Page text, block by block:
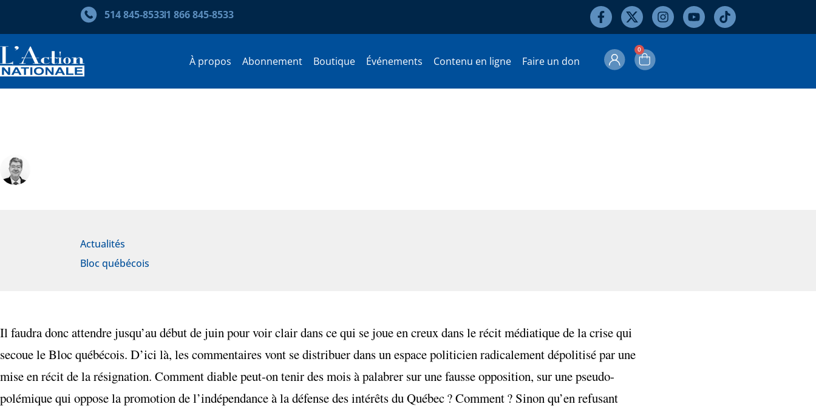
514 845‑85331 866 845‑8533
À propos Abonnement Boutique Événements Contenu en ligne Faire un don
0
Actualités
Bloc québécois
Il faudra donc attendre jusqu’au début de juin pour voir clair dans ce qui se joue en creux dans le récit médiatique de la crise qui
secoue le Bloc québécois. D’ici là, les commentaires vont se distribuer dans un espace politicien radicalement dépolitisé par une
mise en récit de la résignation. Comment diable peut-on tenir des mois à palabrer sur une fausse opposition, sur une pseudo-
polémique qui oppose la promotion de l’indépendance à la défense des intérêts du Québec ? Comment ? Sinon qu’en refusant